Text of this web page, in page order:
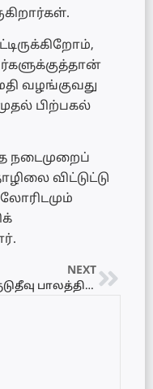
வழங்குவது
பிற்பகல்
நடைமுறைப்
விட்டுட்டு
NEXT
புங்குடுதீவு பாலத்தில் விபத்து